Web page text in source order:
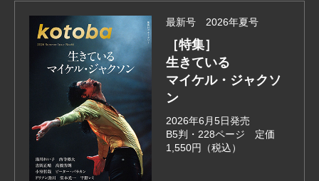
最新号 2026年夏号
［特集］
生きている
マイケル・ジャクソ
ン
2026年6月5日発売
B5判・228ページ 定価
1,550円（税込）